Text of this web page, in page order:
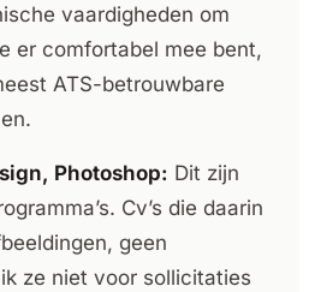
vaardigheden om
er comfortabel mee bent,
ATS-betrouwbare
Photoshop: Dit zijn
Cv’s die daarin
geen
ze niet voor sollicitaties